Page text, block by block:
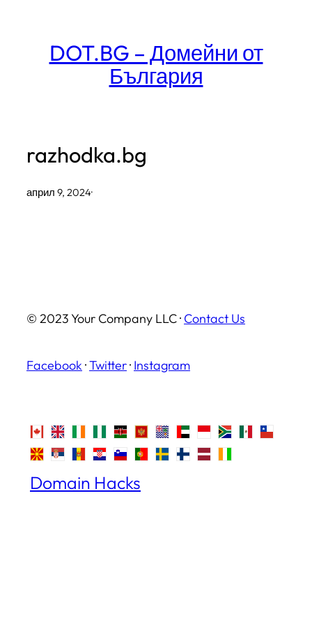
DOT.BG – Домейни от
България
razhodka.bg
април 9, 2024·
© 2023 Your Company LLC · Contact Us
Facebook ·Twitter· Instagram
Domain Hacks